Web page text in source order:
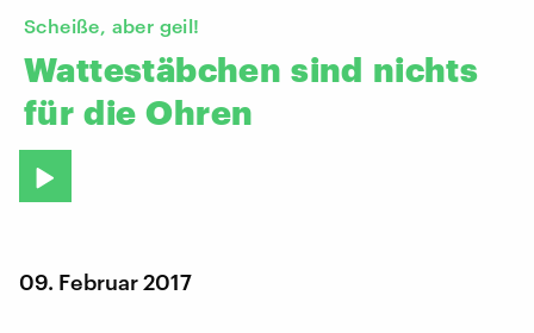
Scheiße, aber geil!
Wattestäbchen sind nichts
für die Ohren
09. Februar 2017